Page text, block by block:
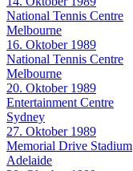
National Tennis Centre
Melbourne
16. Oktober 1989
National Tennis Centre
Melbourne
20. Oktober 1989
Entertainment Centre
Sydney
27. Oktober 1989
Memorial Drive Stadium
Adelaide